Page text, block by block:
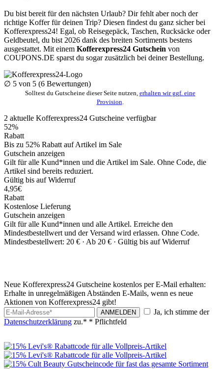
Du bist bereit für den nächsten Urlaub? Dir fehlt aber noch der
richtige Koffer für deinen Trip? Diesen findest du ganz sicher bei
Kofferexpress24! Egal, ob Reisegepäck, Taschen, Rucksäcke oder
Geldbeutel, du bist 2026 dank des breiten Sortiments bestens
ausgestattet. Mit einem Kofferexpress24 Gutschein von
COUPONS.DE sparst du sogar zusätzlich bei deiner Bestellung.
∅ 5 von 5 (6 Bewertungen)
Solltest du Gutscheine dieser Seite nutzen, erhalten wir ggf. eine
Provision
2 aktuelle Kofferexpress24 Gutscheine verfügbar
52%
Rabatt
Bis zu 52% Rabatt auf Artikel im Sale
Gutschein anzeigen
Gilt für alle Kund*innen und die Artikel im Sale. Ohne Code, die
Artikel sind bereits reduziert.
Gültig bis auf Widerruf
4,95€
Rabatt
Kostenlose Lieferung
Gutschein anzeigen
Gilt für alle Kund*innen und alle Artikel. Erreiche den
Mindestbestellwert und der Versand wird erlassen. Ohne Code.
Mindestbestellwert: 20 € · Ab 20 € · Gültig bis auf Widerruf
Neue Kofferexpress24 Gutscheine kostenlos per E-Mail erhalten:
Erhalte in unregelmäßigen Abständen E-Mails, wenn es neue
Aktionen von Kofferexpress24 gibt!
ANMELDEN
Ja, ich stimme der
Datenschutzerklärung zu.* * Pflichtfeld